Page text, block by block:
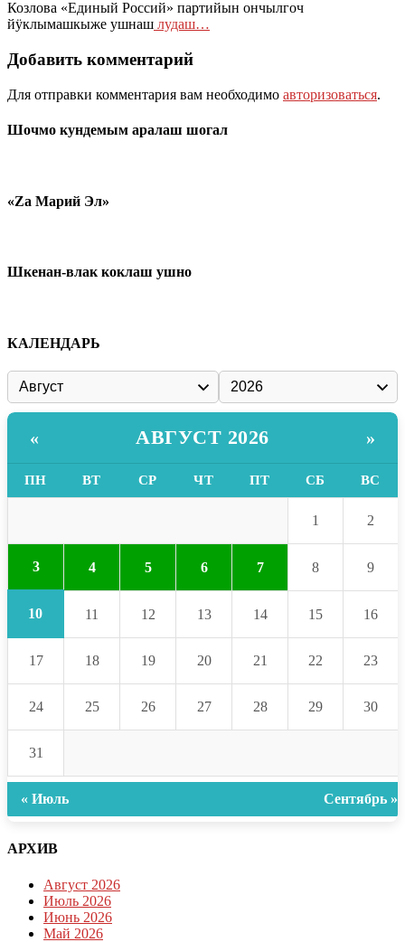
Козлова «Единый Россий» партийын ончылгоч
йӱклымашкыже ушнаш лудаш…
Добавить комментарий
Для отправки комментария вам необходимо авторизоваться.
Шочмо кундемым аралаш шогал
«Zа Марий Эл»
Шкенан-влак коклаш ушно
КАЛЕНДАРЬ
« АВГУСТ 2026 »
ПН ВТ СР ЧТ ПТ СБ ВС
1 2
3 4 5 6 7 8 9
10 11 12 13 14 15 16
17 18 19 20 21 22 23
24 25 26 27 28 29 30
31
« Июль Сентябрь »
АРХИВ
Август 2026
Июль 2026
Июнь 2026
Май 2026